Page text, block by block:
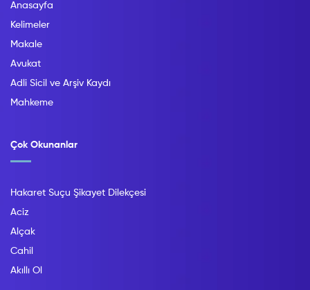
Anasayfa
Kelimeler
Makale
Avukat
Adli Sicil ve Arşiv Kaydı
Mahkeme
Çok Okunanlar
Hakaret Suçu Şikayet Dilekçesi
Aciz
Alçak
Cahil
Akıllı Ol